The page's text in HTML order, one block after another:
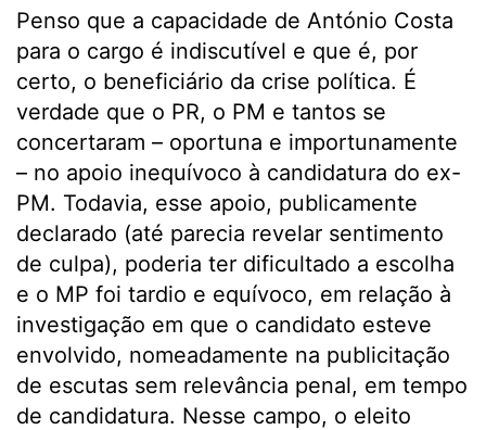
Penso que a capacidade de António Costa
para o cargo é indiscutível e que é, por
certo, o beneficiário da crise política. É
verdade que o PR, o PM e tantos se
concertaram – oportuna e importunamente
– no apoio inequívoco à candidatura do ex-
PM. Todavia, esse apoio, publicamente
declarado (até parecia revelar sentimento
de culpa), poderia ter dificultado a escolha
e o MP foi tardio e equívoco, em relação à
investigação em que o candidato esteve
envolvido, nomeadamente na publicitação
de escutas sem relevância penal, em tempo
de candidatura. Nesse campo, o eleito